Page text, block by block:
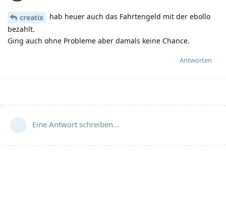
creatix
hab heuer auch das Fahrtengeld mit der ebollo
bezahlt.
Ging auch ohne Probleme aber damals keine Chance.
Antworten
Eine Antwort schreiben…